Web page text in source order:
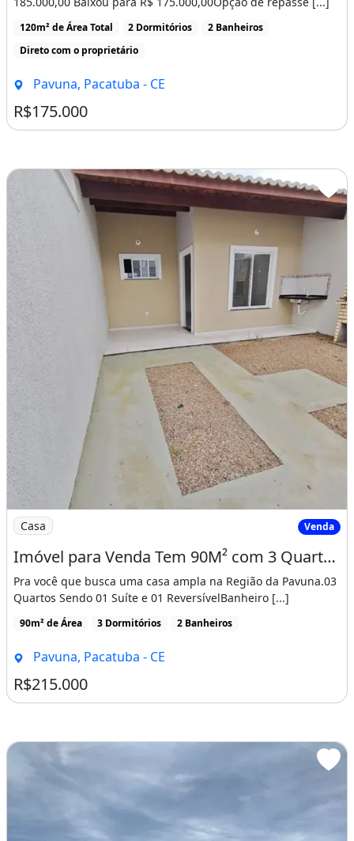
120m² de Área Total 2 Dormitórios
2 Banheiros
Direto com o proprietário
Pavuna, Pacatuba - CE
R$175.000
Imagem: Imóvel para Venda Tem 90M² com 3 Quartos
Casa Venda
Imóvel para Venda Tem 90M² com 3 Quartos em Pavuna - Pacatuba - Ce
Pra você que busca uma casa ampla na Região da Pavuna.03
Quartos Sendo 01 Suíte e 01 ReversívelBanheiro [...]
90m² de Área 3 Dormitórios 2 Banheiros
Pavuna, Pacatuba - CE
R$215.000